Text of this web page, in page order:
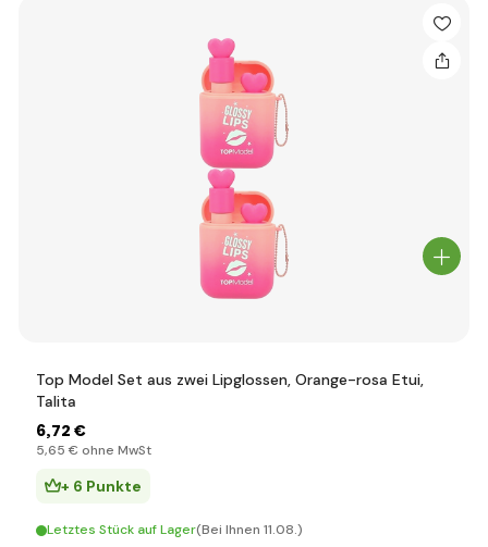
Top Model Set aus zwei Lipglossen, Orange-rosa Etui,
Talita
6,72 €
5,65 € ohne MwSt
+ 6 Punkte
Letztes Stück auf Lager(Bei Ihnen 11.08.)